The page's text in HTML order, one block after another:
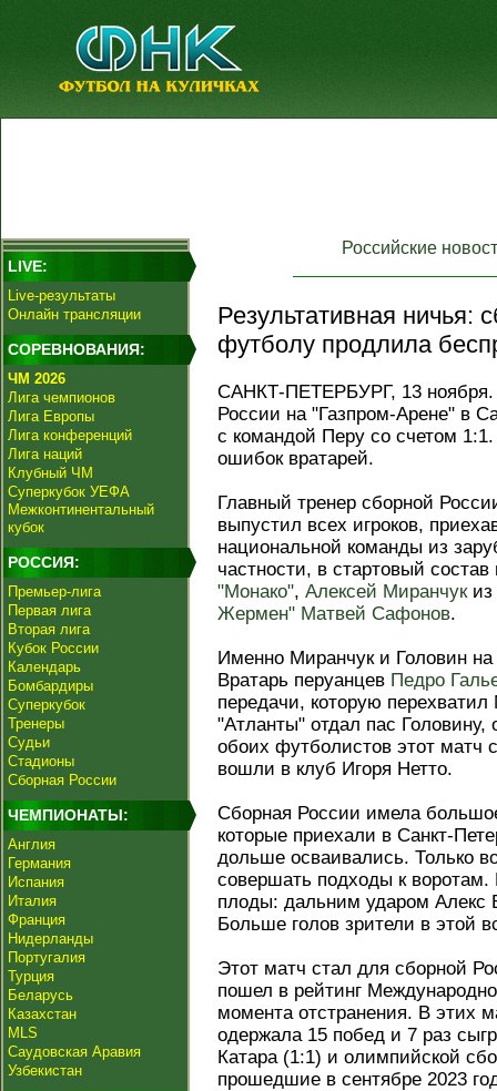
LIVE:
Live-результаты
Онлайн трансляции
СОРЕВНОВАНИЯ:
ЧМ 2026
Лига чемпионов
Лига Европы
Лига конференций
Лига наций
Клубный ЧМ
Суперкубок УЕФА
Межконтинентальный
кубок
РОССИЯ:
Премьер-лига
Первая лига
Вторая лига
Кубок России
Календарь
Бомбардиры
Суперкубок
Тренеры
Судьи
Стадионы
Сборная России
ЧЕМПИОНАТЫ:
Англия
Германия
Испания
Италия
Франция
Нидерланды
Португалия
Турция
Беларусь
Казахстан
MLS
Саудовская Аравия
Узбекистан
Российские
Результативная ничья:
футболу продлила
САНКТ-ПЕТЕРБУРГ, 13
России на "Газпром-Арене" в
с командой Перу со счетом
ошибок вратарей.
Главный тренер сборной
выпустил всех игроков,
национальной команды из
частности, в стартовый
"Монако", Алексей Миранчукиз
Жермен" Матвей Сафонов.
Именно Миранчук и Головин
Вратарь перуанцев Педро
передачи, которую
"Атланты" отдал пас Головину,
обоих футболистов этот матч
вошли в клуб Игоря Нетто.
Сборная России имела
которые приехали в Санкт-
дольше осваивались. Только
совершать подходы к
плоды: дальним ударом Алекс
Больше голов зрители в этой
Этот матч стал для сборной
пошел в рейтинг
момента отстранения. В этих
одержала 15 побед и 7 раз
Катара (1:1) и олимпийской
прошедшие в сентябре 2023